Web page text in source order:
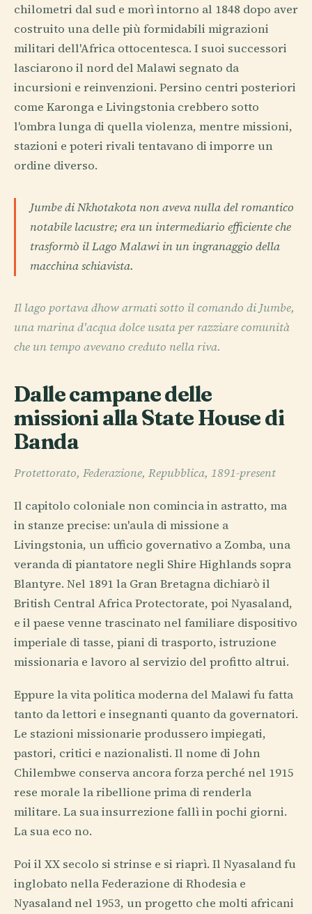
chilometri dal sud e morì intorno al 1848 dopo aver
costruito una delle più formidabili migrazioni
militari dell'Africa ottocentesca. I suoi successori
lasciarono il nord del Malawi segnato da
incursioni e reinvenzioni. Persino centri posteriori
come Karonga e Livingstonia crebbero sotto
l'ombra lunga di quella violenza, mentre missioni,
stazioni e poteri rivali tentavano di imporre un
ordine diverso.
Jumbe di Nkhotakota non aveva nulla del romantico
notabile lacustre; era un intermediario efficiente che
trasformò il Lago Malawi in un ingranaggio della
macchina schiavista.
Il lago portava dhow armati sotto il comando di Jumbe,
una marina d'acqua dolce usata per razziare comunità
che un tempo avevano creduto nella riva.
Dalle campane delle
missioni alla State House di
Banda
Protettorato, Federazione, Repubblica, 1891-present
Il capitolo coloniale non comincia in astratto, ma
in stanze precise: un'aula di missione a
Livingstonia, un ufficio governativo a Zomba, una
veranda di piantatore negli Shire Highlands sopra
Blantyre. Nel 1891 la Gran Bretagna dichiarò il
British Central Africa Protectorate, poi Nyasaland,
e il paese venne trascinato nel familiare dispositivo
imperiale di tasse, piani di trasporto, istruzione
missionaria e lavoro al servizio del profitto altrui.
Eppure la vita politica moderna del Malawi fu fatta
tanto da lettori e insegnanti quanto da governatori.
Le stazioni missionarie produssero impiegati,
pastori, critici e nazionalisti. Il nome di John
Chilembwe conserva ancora forza perché nel 1915
rese morale la ribellione prima di renderla
militare. La sua insurrezione fallì in pochi giorni.
La sua eco no.
Poi il XX secolo si strinse e si riaprì. Il Nyasaland fu
inglobato nella Federazione di Rhodesia e
Nyasaland nel 1953, un progetto che molti africani